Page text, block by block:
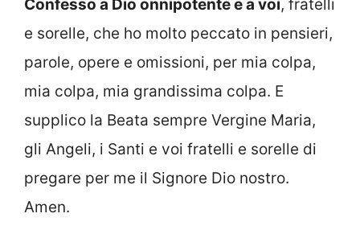
Confesso a Dio onnipotente e a voi, fratelli
e sorelle, che ho molto peccato in pensieri,
parole, opere e omissioni, per mia colpa,
mia colpa, mia grandissima colpa. E
supplico la Beata sempre Vergine Maria,
gli Angeli, i Santi e voi fratelli e sorelle di
pregare per me il Signore Dio nostro.
Amen.